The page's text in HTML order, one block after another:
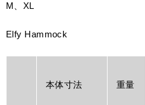
M、XL
Elfy Hammock
本体寸法 重量